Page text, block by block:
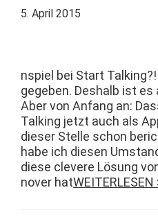
5. April 2015
n­spiel bei Start
gegeben. Deshalb ist
Aber von Anfang an:
Talk­ing jet­zt auch als
dieser Stelle schon
habe ich diesen
diese cle­vere Lösung
nover hatWEITERLESEN